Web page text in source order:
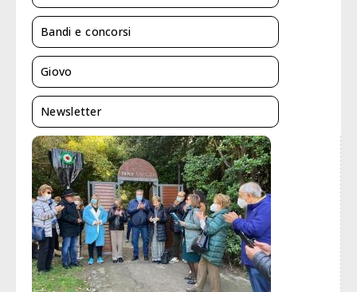
Bandi e concorsi
Giovo
Newsletter